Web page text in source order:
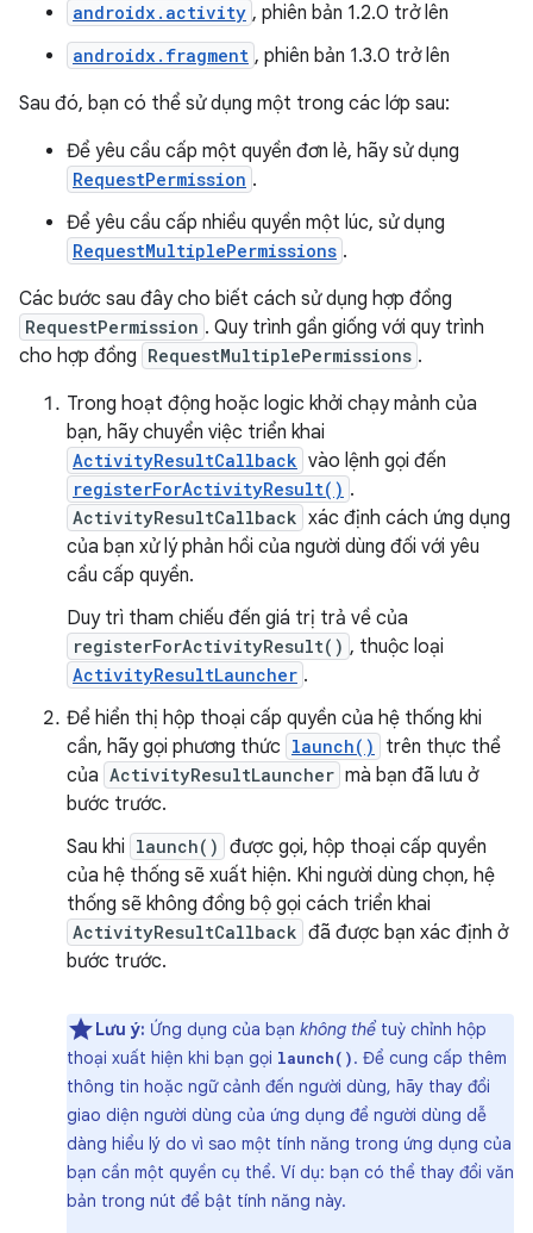
androidx.activity , phiên bản 1.2.0 trở lên
androidx.fragment , phiên bản 1.3.0 trở lên
Sau đó, bạn có thể sử dụng một trong các lớp sau:
Để yêu cầu cấp một quyền đơn lẻ, hãy sử dụng
RequestPermission .
Để yêu cầu cấp nhiều quyền một lúc, sử dụng
RequestMultiplePermissions .
Các bước sau đây cho biết cách sử dụng hợp đồng
RequestPermission . Quy trình gần giống với quy trình
cho hợp đồng RequestMultiplePermissions .
Trong hoạt động hoặc logic khởi chạy mảnh của
bạn, hãy chuyển việc triển khai
ActivityResultCallback vào lệnh gọi đến
registerForActivityResult() .
ActivityResultCallback xác định cách ứng dụng
của bạn xử lý phản hồi của người dùng đối với yêu
cầu cấp quyền.
Duy trì tham chiếu đến giá trị trả về của
registerForActivityResult() , thuộc loại
ActivityResultLauncher .
Để hiển thị hộp thoại cấp quyền của hệ thống khi
cần, hãy gọi phương thức launch()
trên thực thể
của ActivityResultLauncher mà bạn đã lưu ở
bước trước.
Sau khi launch() được gọi, hộp thoại cấp quyền
của hệ thống sẽ xuất hiện. Khi người dùng chọn, hệ
thống sẽ không đồng bộ gọi cách triển khai
ActivityResultCallback đã được bạn xác định ở
bước trước.
Lưu ý: Ứng dụng của bạn không thể tuỳ chỉnh hộp
thoại xuất hiện khi bạn gọi launch(). Để cung cấp thêm
thông tin hoặc ngữ cảnh đến người dùng, hãy thay đổi
giao diện người dùng của ứng dụng để người dùng dễ
dàng hiểu lý do vì sao một tính năng trong ứng dụng của
bạn cần một quyền cụ thể. Ví dụ: bạn có thể thay đổi văn
bản trong nút để bật tính năng này.